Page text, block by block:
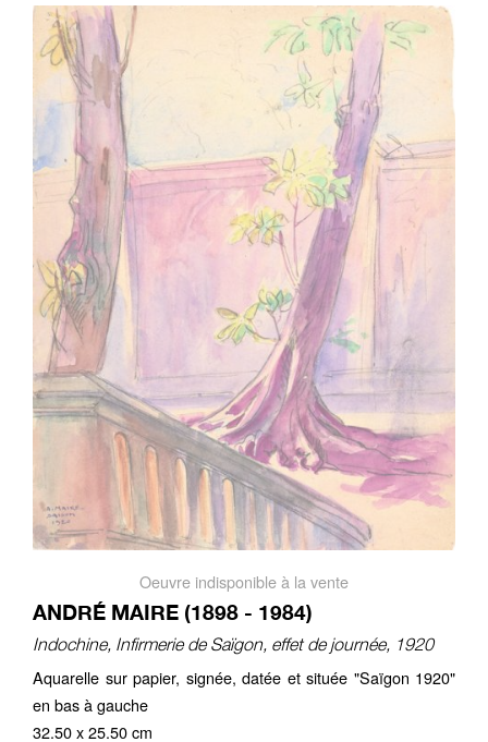
Oeuvre indisponible à la vente
ANDRÉ MAIRE (1898 - 1984)
Indochine, Infirmerie de Saïgon, effet de journée, 1920
Aquarelle sur papier, signée, datée et située "Saïgon 1920"
en bas à gauche
32.50 x 25.50 cm